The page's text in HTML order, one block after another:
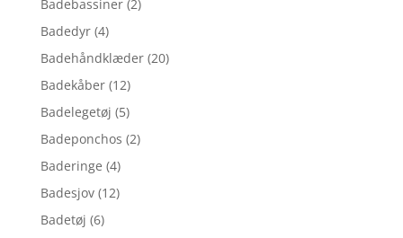
Badebassiner (2)
Badedyr (4)
Badehåndklæder (20)
Badekåber (12)
Badelegetøj (5)
Badeponchos (2)
Baderinge (4)
Badesjov (12)
Badetøj (6)